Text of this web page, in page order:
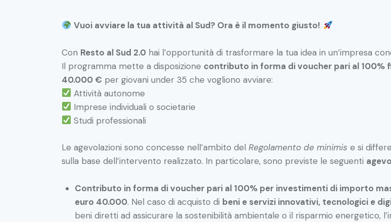
Vuoi avviare la tua attività al Sud? Ora è il momento giusto!
Con Resto al Sud 2.0 hai l’opportunità di trasformare la tua idea in un’impresa
Il programma mette a disposizione contributo in forma di voucher pari al 100%
40.000 € per giovani under 35 che vogliono avviare:
Attività autonome
Imprese individuali o societarie
Studi professionali
Le agevolazioni sono concesse nell’ambito del Regolamento de minimis e si
sulla base dell’intervento realizzato. In particolare, sono previste le seguenti
Contributo in forma di voucher pari al 100% per investimenti di importo
euro 40.000. Nel caso di acquisto di beni e servizi innovativi, tecnologici e
beni diretti ad assicurare la sostenibilità ambientale o il risparmio energetico,